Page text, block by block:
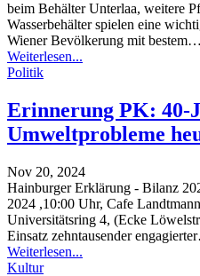
beim Behälter Unterlaa, weitere
Wasserbehälter spielen eine
Wiener Bevölkerung mit bestem…
Weiterlesen...
Politik
Erinnerung PK: 40-
Umweltprobleme
Nov 20, 2024
Hainburger Erklärung - Bilanz
2024 ,10:00 Uhr, Cafe
Universitätsring 4, (Ecke
Einsatz zehntausender engagierter
Weiterlesen...
Kultur